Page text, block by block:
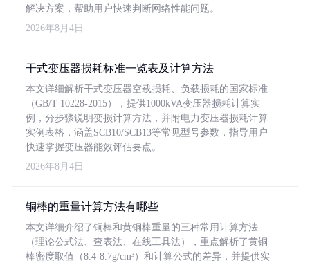
解决方案，帮助用户快速判断网络性能问题。
2026年8月4日
干式变压器损耗标准一览表及计算方法
本文详细解析干式变压器空载损耗、负载损耗的国家标准
（GB/T 10228-2015），提供1000kVA变压器损耗计算实
例，分步骤说明变损计算方法，并附电力变压器损耗计算
实例表格，涵盖SCB10/SCB13等常见型号参数，指导用户
快速掌握变压器能效评估要点。
2026年8月4日
铜棒的重量计算方法有哪些
本文详细介绍了铜棒和黄铜棒重量的三种常用计算方法
（理论公式法、查表法、在线工具法），重点解析了黄铜
棒密度取值（8.4-8.7g/cm³）和计算公式的差异，并提供实